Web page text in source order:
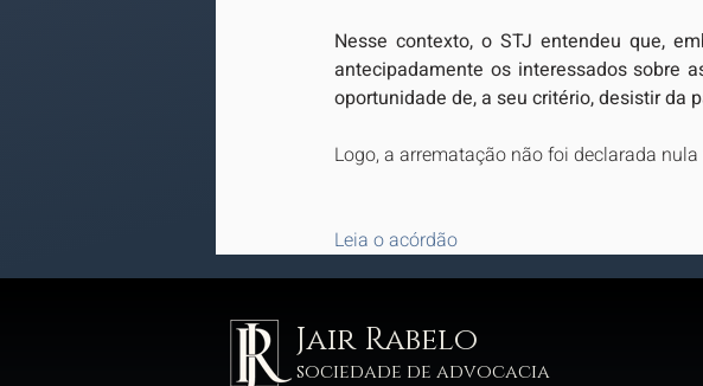
Nesse contexto, o STJ entendeu que,
antecipadamente os interessados sobre
oportunidade de, a seu critério, desistir da
Logo, a arrematação não foi declarada
Leia o acórdão
Jair Rabelo
sociedade de advocacia